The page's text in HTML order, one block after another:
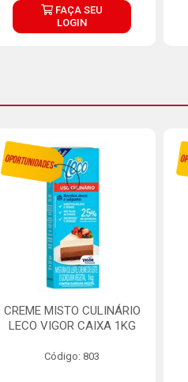
FAÇA SEU
LOGIN
CREME MISTO CULINÁRIO
LECO VIGOR CAIXA 1KG
Código: 803